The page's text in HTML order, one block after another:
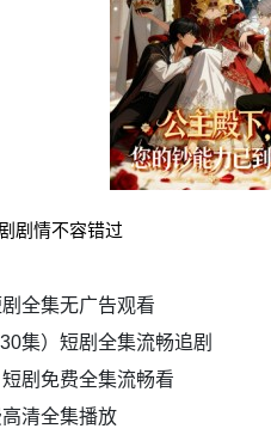
剧情不容错过
全集无广告观看
集）短剧全集流畅追剧
剧免费全集流畅看
清全集播放